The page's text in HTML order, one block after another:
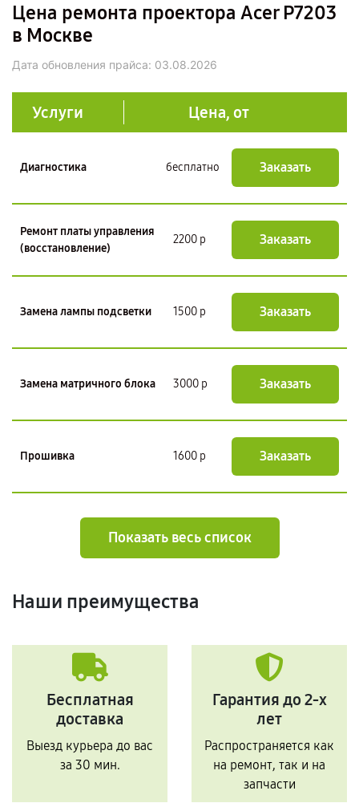
Цена ремонта проектора Acer P7203
в Москве
Дата обновления прайса: 03.08.2026
Услуги Цена, от
Диагностика бесплатно Заказать
Ремонт платы управления
(восстановление)
2200 р Заказать
Замена лампы подсветки 1500 р Заказать
Замена матричного блока 3000 р Заказать
Прошивка 1600 р Заказать
Показать весь список
Наши преимущества
Бесплатная
доставка
Выезд курьера до вас
за 30 мин.
Гарантия до 2-х
лет
Распространяется как
на ремонт, так и на
запчасти